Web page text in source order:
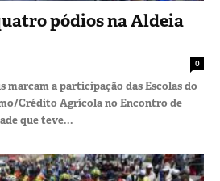
pódios na Aldeia
0
a participação das Escolas do
Crédito Agrícola no Encontro de
que teve...